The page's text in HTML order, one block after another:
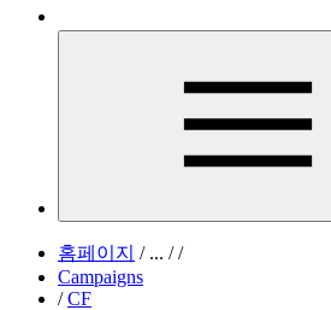
홈페이지 /... / /
Campaigns
/ CF